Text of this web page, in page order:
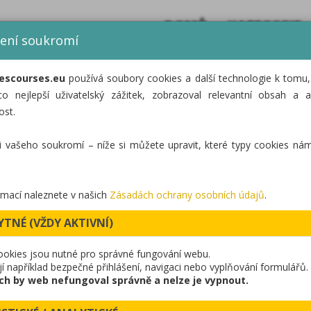
DOMŮ KATEGORIE
POHÁDKOVÁ
koridorem spojujícím Centrum zelených vědomostí
který slouží zejména dětem pro radostnější a
deseti dřevěnými sochami pohádkových bytostí.
soukromí
používá soubory cookies a další technologie k
nejlepší uživatelský zážitek, zobrazoval relevantní obsah a
vašeho soukromí – níže si můžete upravit, které typy cookies
naleznete v našich Zásadách ochrany osobních údajů.
(VŽDY AKTIVNÍ)
jsou nutné pro správné fungování webu.
například bezpečné přihlášení, navigaci nebo vyplňování formulářů.
by web nefungoval správně a nelze je vypnout.